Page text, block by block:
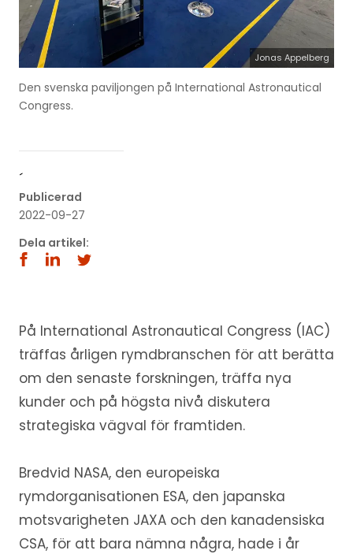
Jonas Appelberg
Den svenska paviljongen på International Astronautical
Congress.
´
Publicerad
2022-09-27
Dela artikel:
På International Astronautical Congress (IAC)
träffas årligen rymdbranschen för att berätta
om den senaste forskningen, träffa nya
kunder och på högsta nivå diskutera
strategiska vägval för framtiden.
Bredvid NASA, den europeiska
rymdorganisationen ESA, den japanska
motsvarigheten JAXA och den kanadensiska
CSA, för att bara nämna några, hade i år